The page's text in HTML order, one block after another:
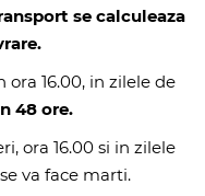
se calculeaza
16.00, in zilele de
48 ore.
ora 16.00 si in zilele
va face marti.